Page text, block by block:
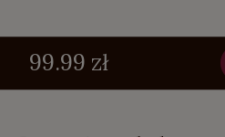
99.99 zł